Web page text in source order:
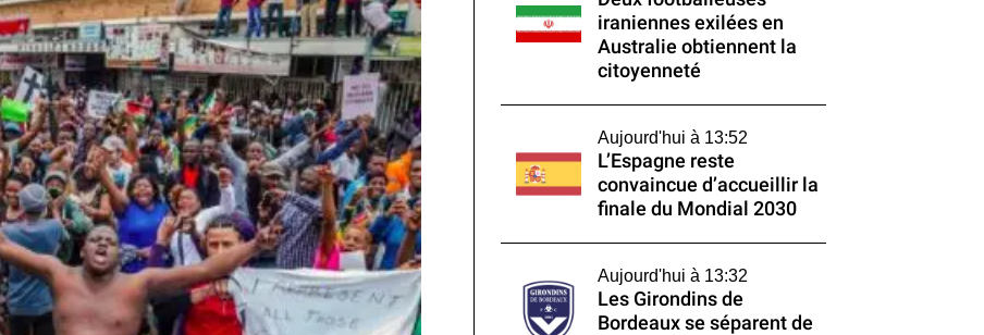
iraniennes exilées en
Australie obtiennent la
citoyenneté
Aujourd'hui à 13:52
L’Espagne reste
convaincue d’accueillir la
finale du Mondial 2030
Aujourd'hui à 13:32
Les Girondins de
Bordeaux se séparent de